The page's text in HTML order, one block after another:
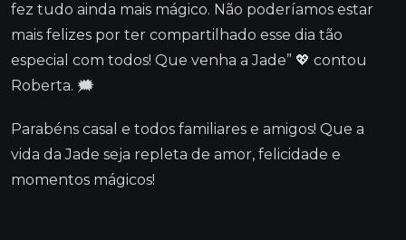
fez tudo ainda mais mágico. Não poderíamos estar
mais felizes por ter compartilhado esse dia tão
especial com todos! Que venha a Jade” 💖 contou
Roberta. 🗯
Parabéns casal e todos familiares e amigos! Que a
vida da Jade seja repleta de amor, felicidade e
momentos mágicos!